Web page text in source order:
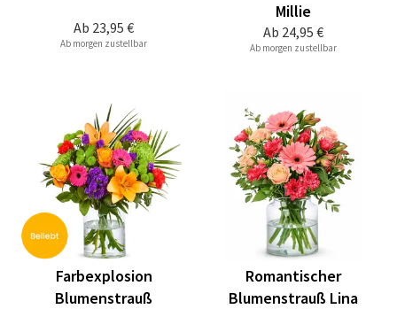
Ab 23,95 €
Ab morgen zustellbar
Ab 24,95 €
Millie
Ab morgen zustellbar
Farbexplosion
Blumenstrauß
Romantischer
Blumenstrauß Lina